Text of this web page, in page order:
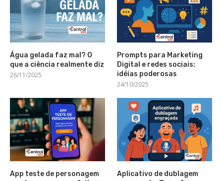
Água gelada faz mal? O
que a ciência realmente diz
26/11/2025
Prompts para Marketing
Digital e redes sociais:
idéias poderosas
24/10/2025
App teste de personagem
Aplicativo de dublagem